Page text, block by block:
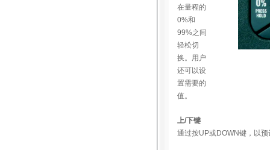
在量程的
0%和
99%之间
轻松切
换。用户
还可以设
置需要的
值。
上/下键
通过按UP或DOWN键，以